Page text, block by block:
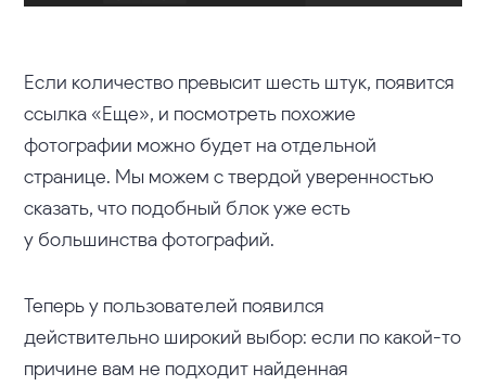
Если количество превысит шесть штук, появится
ссылка «Еще», и посмотреть похожие
фотографии можно будет на отдельной
странице. Мы можем с твердой уверенностью
сказать, что подобный блок уже есть
у большинства фотографий.
Теперь у пользователей появился
действительно широкий выбор: если по какой-то
причине вам не подходит найденная